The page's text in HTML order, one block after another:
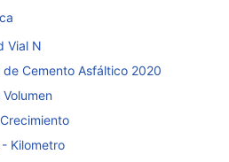
Vial N
de Cemento Asfáltico 2020
Kilometro